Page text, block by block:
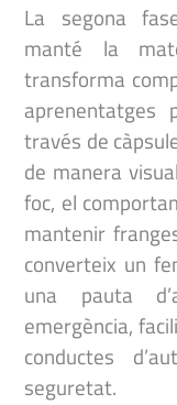
La segona
manté la
transforma
aprenentatges
través de
de manera
foc, el
mantenir
converteix un
una pauta
emergència,
conductes
seguretat.